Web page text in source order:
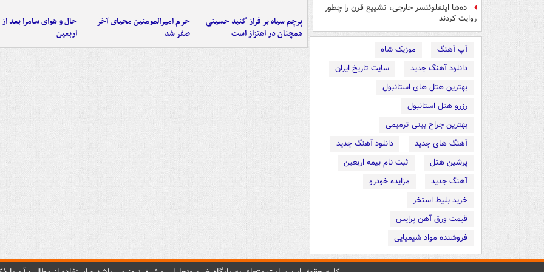
ده‌ها اینفلوئنسر خارجی، تشییع قرن را چطور
روایت کردند
آپ آهنگ
موزیک شاه
دانلود آهنگ جدید
سایت تاریخ ایران
بهترین هتل های استانبول
رزرو هتل استانبول
بهترین جراح بینی ترمیمی
آهنگ های جدید
دانلود آهنگ جدید
پرشین هتل
ثبت نام بیمه اربعین
آهنگ جدید
مزایده خودرو
خرید بلیط استخر
قیمت ورق آهن پرایس
فروشنده مواد شیمیایی
پرچم سیاه بر فراز گنبد حسینی
همچنان در اهتزاز است
حرم امیرالمومنین محیای آخر
صفر شد
حال و هوای سامرا بعد از
اربعین